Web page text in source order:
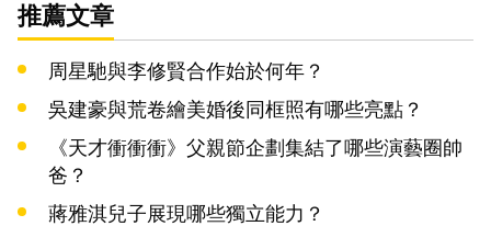
推薦文章
周星馳與李修賢合作始於何年？
吳建豪與荒卷繪美婚後同框照有哪些亮點？
《天才衝衝衝》父親節企劃集結了哪些演藝圈帥
爸？
蔣雅淇兒子展現哪些獨立能力？